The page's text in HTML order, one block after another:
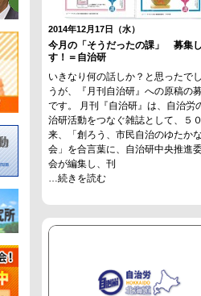
2014年12月17日（水）
今月の「そうだったの課」 募集
す！＝自治研
いきなり何の話しか？と思ったで
うが、『月刊自治研』への原稿の
です。 月刊『自治研』は、自治労
治研活動をつなぐ雑誌として、５
来、「創ろう、市民自治のゆたか
会」を合言葉に、自治研中央推進
会が編集し、刊
…続きを読む